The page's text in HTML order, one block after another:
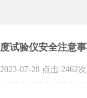
试验仪安全注意
07-28 点击:2462次